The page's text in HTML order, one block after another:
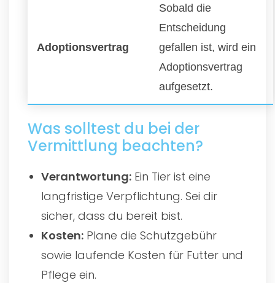
Adoptionsvertrag
Sobald die
Entscheidung
gefallen ist, wird ein
Adoptionsvertrag
aufgesetzt.
Was solltest du bei der
Vermittlung beachten?
Verantwortung: Ein Tier ist eine
langfristige Verpflichtung. Sei dir
sicher, dass du bereit bist.
Kosten: Plane die Schutzgebühr
sowie laufende Kosten für Futter und
Pflege ein.